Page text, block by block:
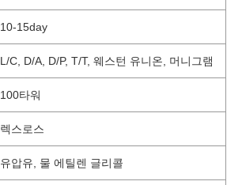
10-15day
L/C, D/A, D/P, T/T, 웨스턴 유니온, 머니그램
100타워
렉스로스
유압유, 물 에틸렌 글리콜